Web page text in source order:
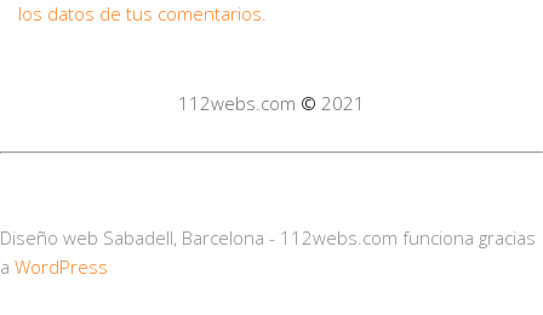
los datos de tus comentarios.
112webs.com © 2021
Diseño web Sabadell, Barcelona - 112webs.com funciona gracias
a WordPress